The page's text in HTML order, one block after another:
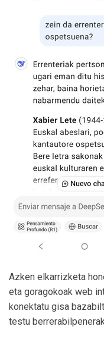
Azken elkarrizketa
eta goragokoak web
konektatu gisa
testu